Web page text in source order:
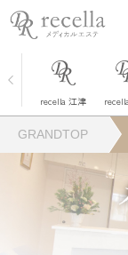
recella 江津
GRANDTOP